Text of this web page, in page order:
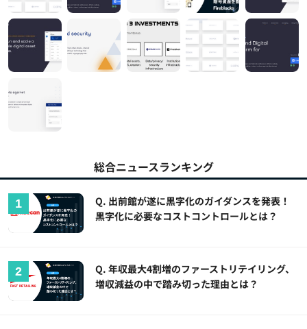
総合ニュースランキング
Q. 出前館が遂に黒字化のガイダンスを発表！
黒字化に必要なコストコントロールとは？
Q. 年収最大4割増のファーストリテイリング、
増収減益の中で踏み切った理由とは？